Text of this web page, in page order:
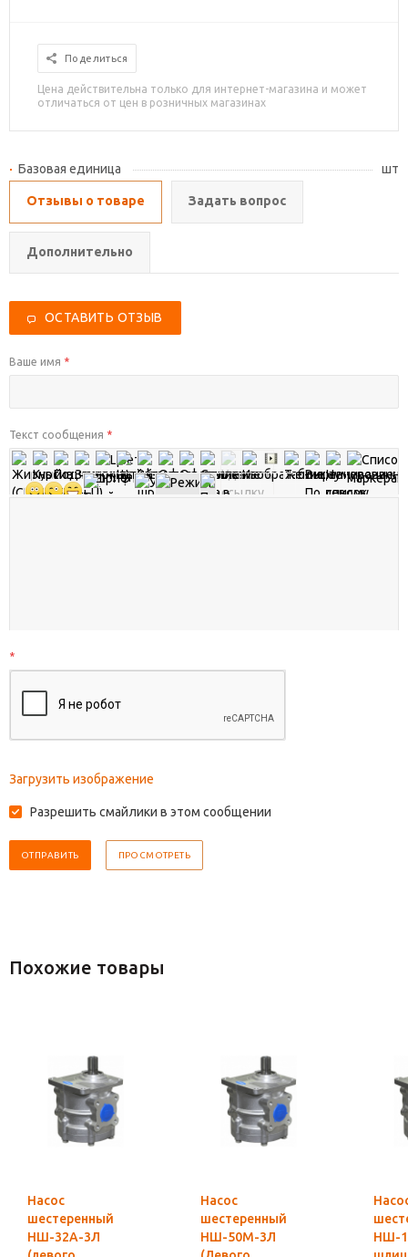
Поделиться
Цена действительна только для интернет-магазина и может
отличаться от цен в розничных магазинах
Базовая единица шт
Отзывы о товаре Задать вопрос
Дополнительно
ОСТАВИТЬ ОТЗЫВ
Ваше имя *
Текст сообщения *
*
Загрузить изображение
Разрешить смайлики в этом сообщении
Похожие товары
Насос
шестеренный
НШ-32А-3Л
Насос
шестеренный
НШ-50М-3Л
НШ-